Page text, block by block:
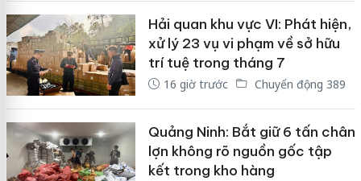
Hải quan khu vực VI: Phát hiện,
xử lý 23 vụ vi phạm về sở hữu
trí tuệ trong tháng 7
16 giờ trước Chuyển động 389
Quảng Ninh: Bắt giữ 6 tấn chân
lợn không rõ nguồn gốc tập
kết trong kho hàng